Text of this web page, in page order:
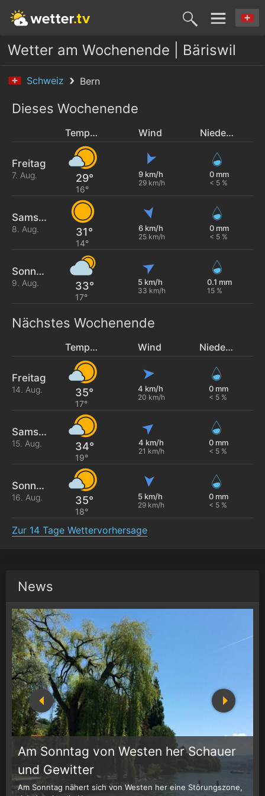
Wetter am Wochenende | Bäriswil
Schweiz Bern
Dieses Wochenende
Temperatur Wind Niederschlag
Freitag
7. Aug. 29°
16°
9 km/h
29 km/h
0 mm
< 5 %
Samstag
8. Aug. 31°
14°
6 km/h
25 km/h
0 mm
< 5 %
Sonntag
9. Aug. 33°
17°
5 km/h
33 km/h
0.1 mm
15 %
Nächstes Wochenende
Temperatur Wind Niederschlag
Freitag
14. Aug. 35°
17°
4 km/h
20 km/h
0 mm
< 5 %
Samstag
15. Aug. 34°
19°
4 km/h
21 km/h
0 mm
< 5 %
Sonntag
16. Aug. 35°
18°
5 km/h
29 km/h
0 mm
< 5 %
Zur 14 Tage Wettervorhersage
News
Am Sonntag von Westen her Schauer
und Gewitter
Am Sonntag nähert sich von Westen her eine Störungszone,